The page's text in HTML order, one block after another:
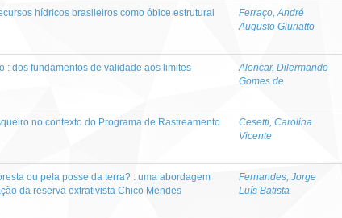
hídricos brasileiros como óbice estrutural
Ferraço, André
Augusto Giuriatto
: dos fundamentos de validade aos limites
Alencar, Dilermando
Gomes de
no contexto do Programa de Rastreamento
Cesetti, Carolina
Vicente
ou pela posse da terra? : uma abordagem
da reserva extrativista Chico Mendes
Fernandes, Jorge
Luís Batista